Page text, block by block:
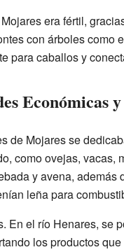
era fértil,
con árboles como
para caballos y
Económicas
de Mojares se
como ovejas, vacas,
y avena,
leña para
En el río Henares, se
los productos